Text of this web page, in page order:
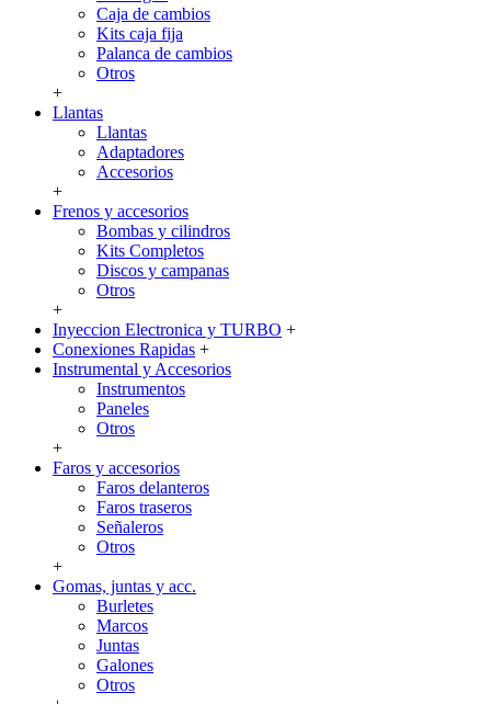
Caja de cambios
Kits caja fija
Palanca de cambios
Otros
+
Llantas
Llantas
Adaptadores
Accesorios
+
Frenos y accesorios
Bombas y cilindros
Kits Completos
Discos y campanas
Otros
+
Inyeccion Electronica y TURBO +
Conexiones Rapidas +
Instrumental y Accesorios
Instrumentos
Paneles
Otros
+
Faros y accesorios
Faros delanteros
Faros traseros
Señaleros
Otros
+
Gomas, juntas y acc.
Burletes
Marcos
Juntas
Galones
Otros